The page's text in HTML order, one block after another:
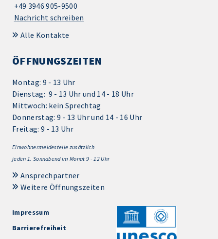
+49 3946 905-9500
Nachricht schreiben
Alle Kontakte
ÖFFNUNGSZEITEN
Montag: 9 - 13 Uhr
Dienstag: 9 - 13 Uhr und 14 - 18 Uhr
Mittwoch: kein Sprechtag
Donnerstag: 9 - 13 Uhr und 14 - 16 Uhr
Freitag: 9 - 13 Uhr
Einwohnermeldestelle zusätzlich
jeden 1. Sonnabend im Monat 9 - 12 Uhr
Ansprechpartner
Weitere Öffnungszeiten
Impressum
Barrierefreiheit